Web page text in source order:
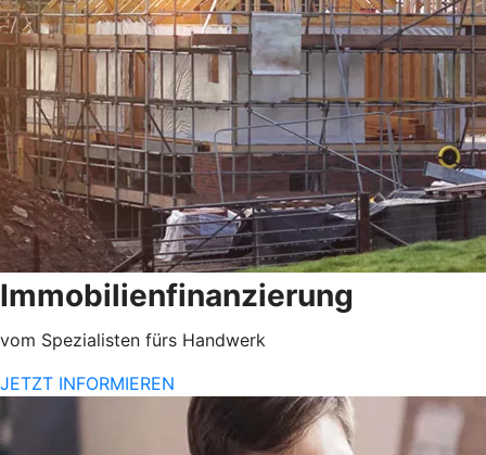
Immobilienfinanzierung
vom Spezialisten fürs Handwerk
JETZT INFORMIEREN